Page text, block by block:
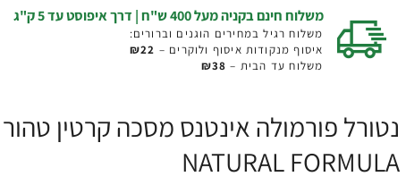
משלוח חינם בקניה מעל 400 ש"ח | דרך איפוסט עד 5 ק"ג
משלוח רגיל במחירים הוגנים וברורים:
איסוף מנקודות איסוף ולוקרים – ₪22
משלוח עד הבית – ₪38
NATURAL FORMULA